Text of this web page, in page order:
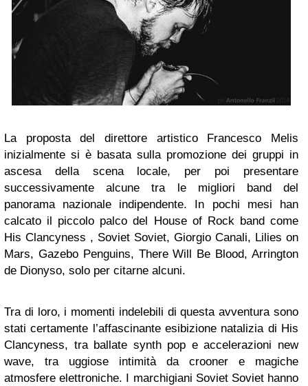
La proposta del direttore artistico Francesco Melis
inizialmente si è basata sulla promozione dei gruppi in
ascesa della scena locale, per poi presentare
successivamente alcune tra le migliori band del
panorama nazionale indipendente. In pochi mesi han
calcato il piccolo palco del House of Rock band come
His Clancyness , Soviet Soviet, Giorgio Canali, Lilies on
Mars, Gazebo Penguins, There Will Be Blood, Arrington
de Dionyso, solo per citarne alcuni.
Tra di loro, i momenti indelebili di questa avventura sono
stati certamente l’affascinante esibizione natalizia di His
Clancyness, tra ballate synth pop e accelerazioni new
wave, tra uggiose intimità da crooner e magiche
atmosfere elettroniche. I marchigiani Soviet Soviet hanno